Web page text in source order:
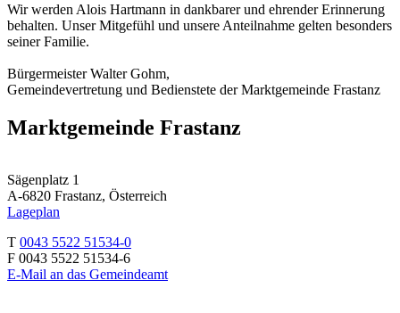
Wir werden Alois Hartmann in dankbarer und ehrender Erinnerung
behalten. Unser Mitgefühl und unsere Anteilnahme gelten besonders
seiner Familie.
Bürgermeister Walter Gohm,
Gemeindevertretung und Bedienstete der Marktgemeinde Frastanz
Marktgemeinde Frastanz
Sägenplatz 1
A-6820 Frastanz, Österreich
Lageplan
T 0043 5522 51534-0
F 0043 5522 51534-6
E-Mail an das Gemeindeamt